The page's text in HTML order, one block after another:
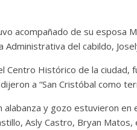
acompañado de su esposa
Administrativa del cabildo,
Centro Histórico de la
a “San Cristóbal como
alabanza y gozo estuvieron
Asly Castro, Bryan Matos,